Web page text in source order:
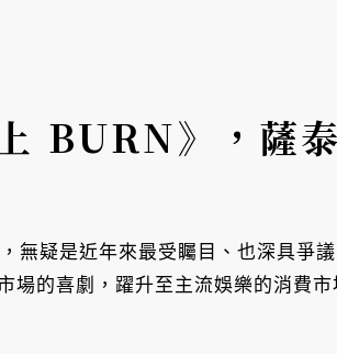
BURN》，薩
無疑是近年來最受矚目、也深具爭
場的喜劇，躍升至主流娛樂的消費市